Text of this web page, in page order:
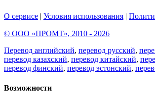
О сервисе | Условия использования |
© ООО «ПРОМТ», 2010 - 2026
Перевод английский, перевод русский,
перевод казахский, перевод китайский,
перевод финский, перевод эстонский,
Возможности